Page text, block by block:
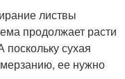
листвы
продолжает расти
сухая
ее нужно